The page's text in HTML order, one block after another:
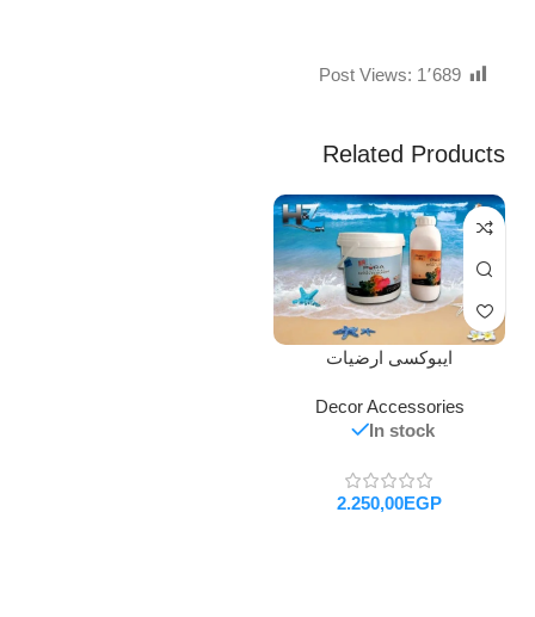
Post Views: 1٬689
Related Products
ايبوكسى ارضيات
Decor Accessories
In stock
EGP